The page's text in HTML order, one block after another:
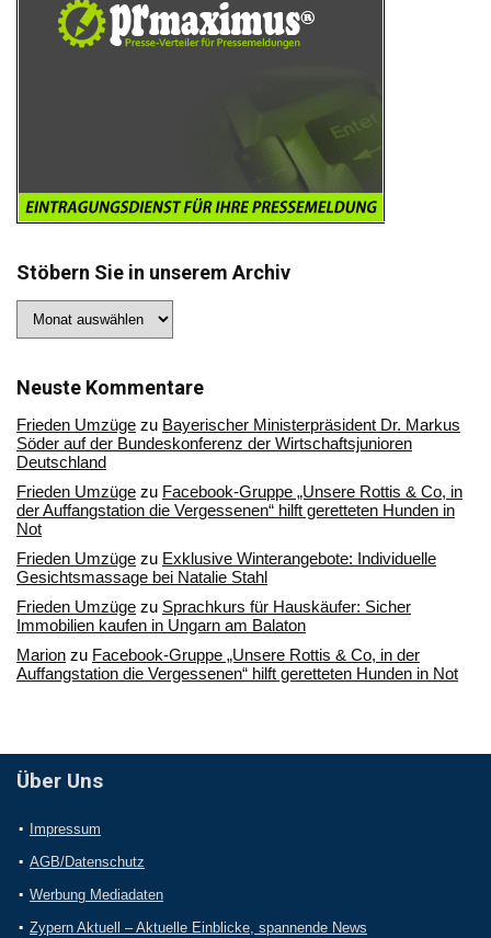
Stöbern Sie in unserem Archiv
Sie
Archiv
Neuste Kommentare
Frieden Umzüge zu Bayerischer Ministerpräsident Dr. Markus
Söder auf der Bundeskonferenz der Wirtschaftsjunioren
Deutschland
Frieden Umzüge zu Facebook-Gruppe „Unsere Rottis & Co, in
der Auffangstation die Vergessenen“ hilft geretteten Hunden in
Not
Frieden Umzüge zu Exklusive Winterangebote: Individuelle
Gesichtsmassage bei Natalie Stahl
Frieden Umzüge zu Sprachkurs für Hauskäufer: Sicher
Immobilien kaufen in Ungarn am Balaton
Marion zu Facebook-Gruppe „Unsere Rottis & Co, in der
Auffangstation die Vergessenen“ hilft geretteten Hunden in Not
Über Uns
Impressum
AGB/Datenschutz
Werbung Mediadaten
Zypern Aktuell – Aktuelle Einblicke, spannende News